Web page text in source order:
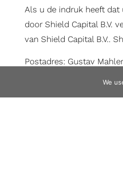
Als u de indruk heeft
door Shield Capital B.V.
van Shield Capital B.V..
Postadres: Gustav
We